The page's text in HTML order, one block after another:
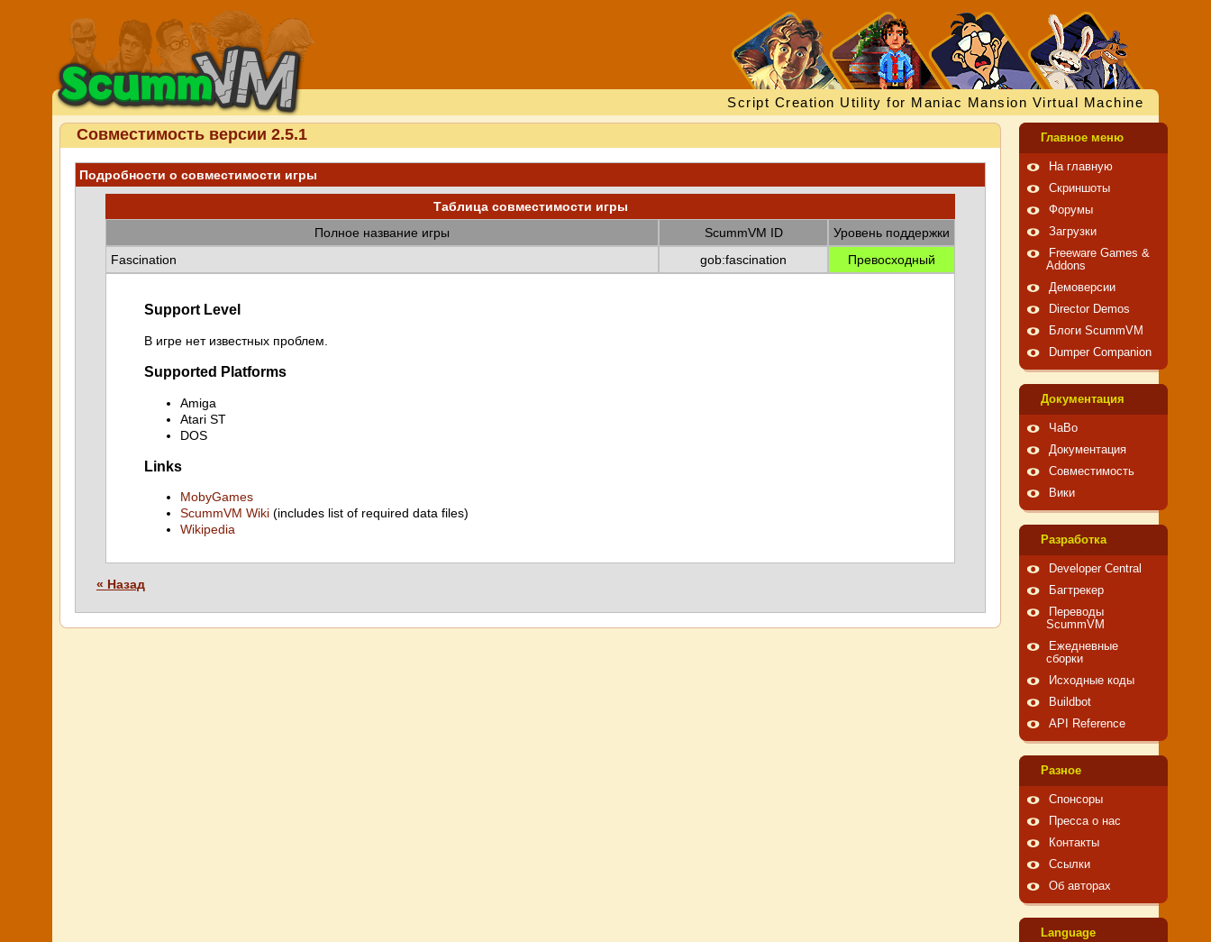
Script Creation Utility for Maniac Mansion Virtual Machine
Совместимость версии 2.5.1
Подробности о совместимости игры
Таблица совместимости игры
Полное название игры
ScummVM ID
Уровень поддержки
Fascination
gob:fascination Превосходный
Support Level
В игре нет известных проблем.
Supported Platforms
Amiga
Atari ST
DOS
Links
MobyGames
ScummVM Wiki (includes list of required data files)
Wikipedia
« Назад
Главное меню
На главную
Скриншоты
Форумы
Загрузки
Freeware Games &
Addons
Демоверсии
Director Demos
Блоги ScummVM
Dumper Companion
Документация
ЧаВо
Документация
Совместимость
Вики
Pазработка
Developer Central
Багтрекер
Переводы
ScummVM
Ежедневные
сборки
Исходные коды
Buildbot
API Reference
Pазное
Спонсоры
Пресса о нас
Контакты
Ссылки
Об авторах
Language